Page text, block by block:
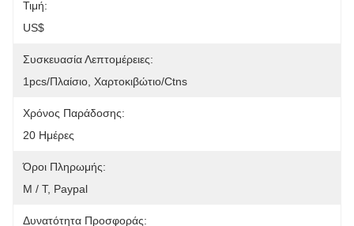
Τιμή:
US$
Συσκευασία Λεπτομέρειες:
1pcs/πλαίσιο, Χαρτοκιβώτιο/ctns
Χρόνος Παράδοσης:
20 Ημέρες
Όροι Πληρωμής:
Μ / Τ, Paypal
Δυνατότητα Προσφοράς: